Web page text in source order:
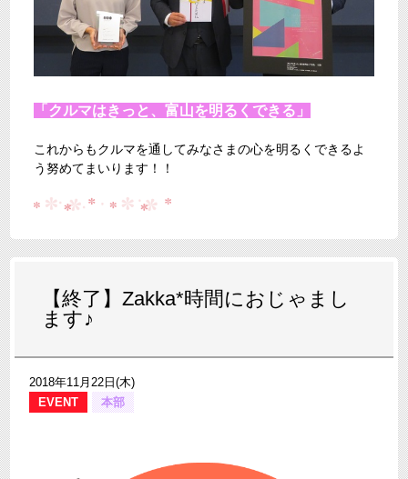
「クルマはきっと、富山を明るくできる」
これからもクルマを通してみなさまの心を明るくできるよ
う努めてまいります！！
【終了】Zakka*時間におじゃまし
ます♪
2018年11月22日(木)
EVENT
本部